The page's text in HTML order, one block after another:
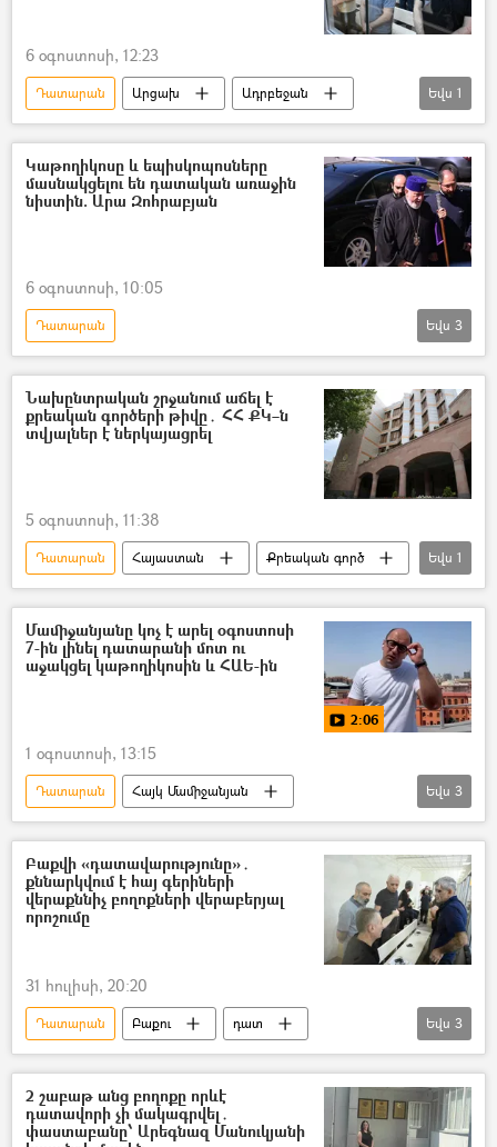
6 օգոստոսի, 12:23
Դատարան Արցախ
Ադրբեջան
դատավճիռ
Եվս 1
Կաթողիկոսը և եպիսկոպոսները
մասնակցելու են դատական առաջին
նիստին. Արա Զոհրաբյան
6 օգոստոսի, 10:05
Դատարան
Ամենայն Հայոց կաթողիկոս Գարեգին Բ
Արա Զոհրաբյան
եպիսկոպոս
Եվս 3
Նախընտրական շրջանում աճել է
քրեական գործերի թիվը․ ՀՀ ՔԿ–ն
տվյալներ է ներկայացրել
5 օգոստոսի, 11:38
Դատարան Հայաստան
Քրեական գործ
ՀՀ քննչական կոմիտե
Եվս 1
Մամիջանյանը կոչ է արել օգոստոսի
7-ին լինել դատարանի մոտ ու
աջակցել կաթողիկոսին և ՀԱԵ-ին
2:06
1 օգոստոսի, 13:15
Դատարան
Հայկ Մամիջանյան
կաթողիկոս
դատ Քրեական գործ
Եվս 3
Բաքվի «դատավարությունը»․
քննարկվում է հայ գերիների
վերաքննիչ բողոքների վերաբերյալ
որոշումը
31 հուլիսի, 20:20
Դատարան Բաքու
դատ
Արցախ
Բակո Սահակյան
Արկադի Ղուկասյան
Դավիթ Մանուկյան
Եվս 3
2 շաբաթ անց բողոքը որևէ
դատավորի չի մակագրվել․
փաստաբանը՝ Արեգնազ Մանուկյանի